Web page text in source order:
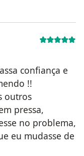
confiança e
!!
outros
pressa,
no problema,
eu mudasse de